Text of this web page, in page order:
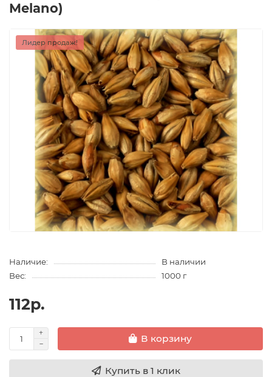
Melano)
Лидер продаж!
Наличие:
В наличии
Вес:
1000 г
112р.
В корзину
Купить в 1 клик